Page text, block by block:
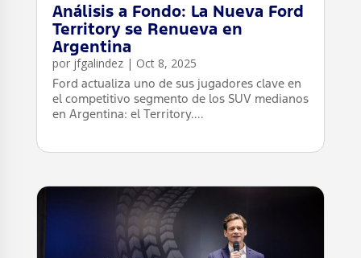
Análisis a Fondo: La Nueva Ford
Territory se Renueva en
Argentina
por jfgalindez| Oct 8, 2025
Ford actualiza uno de sus jugadores clave en
el competitivo segmento de los SUV medianos
en Argentina: el Territory....